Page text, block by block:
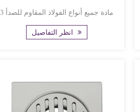
مادة جميع أنواع الفولاذ المقاوم للصدأ 3